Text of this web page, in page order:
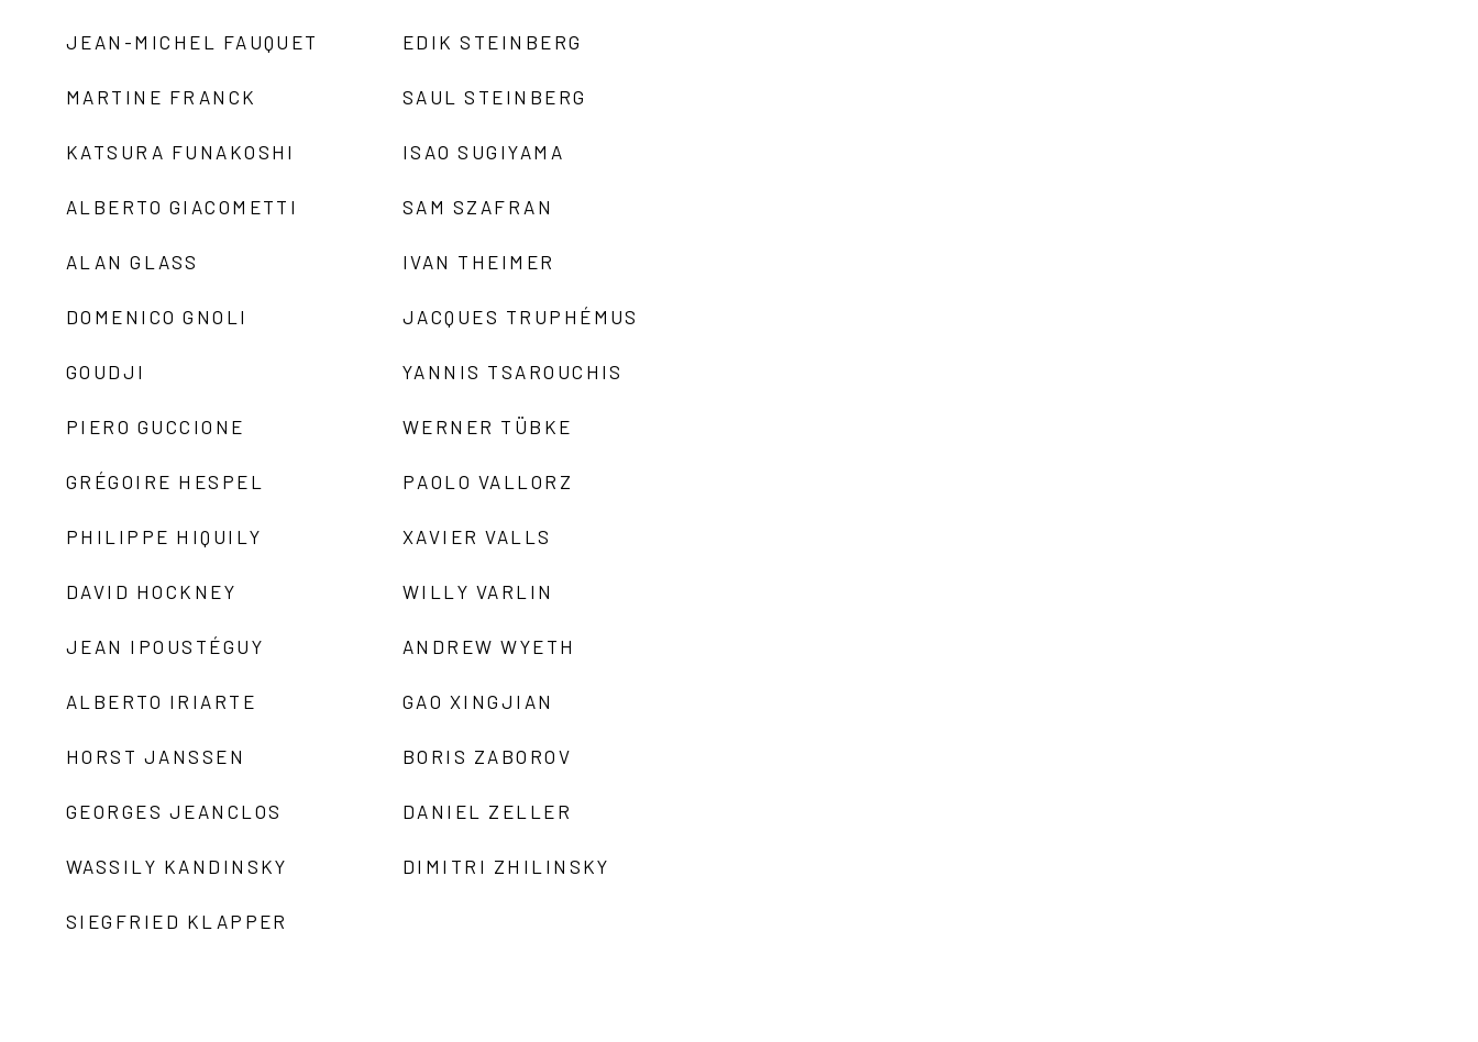
JEAN-MICHEL FAUQUET
MARTINE FRANCK
KATSURA FUNAKOSHI
ALBERTO GIACOMETTI
ALAN GLASS
DOMENICO GNOLI
GOUDJI
PIERO GUCCIONE
GRÉGOIRE HESPEL
PHILIPPE HIQUILY
DAVID HOCKNEY
JEAN IPOUSTÉGUY
ALBERTO IRIARTE
HORST JANSSEN
GEORGES JEANCLOS
WASSILY KANDINSKY
SIEGFRIED KLAPPER
EDIK STEINBERG
SAUL STEINBERG
ISAO SUGIYAMA
SAM SZAFRAN
IVAN THEIMER
JACQUES TRUPHÉMUS
YANNIS TSAROUCHIS
WERNER TÜBKE
PAOLO VALLORZ
XAVIER VALLS
WILLY VARLIN
ANDREW WYETH
GAO XINGJIAN
BORIS ZABOROV
DANIEL ZELLER
DIMITRI ZHILINSKY